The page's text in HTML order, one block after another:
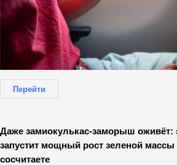
Перейти
Даже замиокулькас-заморыш оживёт:
запустит мощный рост зеленой
сосчитаете